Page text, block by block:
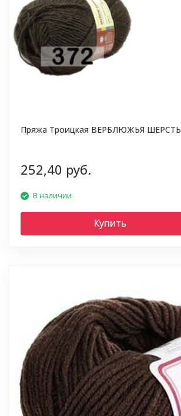
Пряжа Троицкая ВЕРБЛЮЖЬЯ ШЕРСТЬ
252,40 руб.
В наличии
Купить